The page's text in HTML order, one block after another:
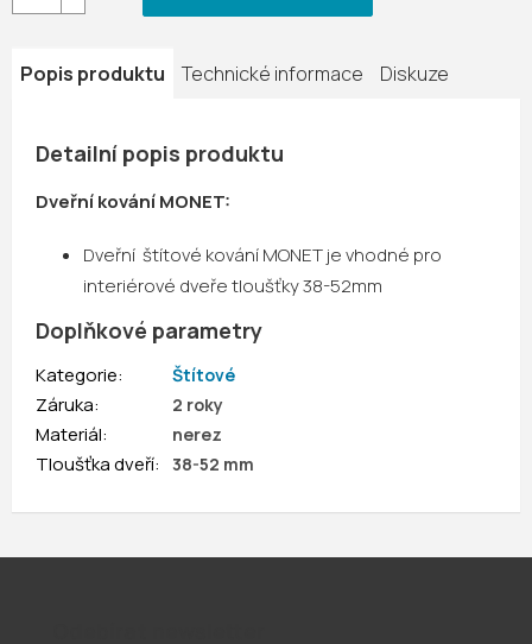
Popis produktu Technické informace Diskuze
Detailní popis produktu
Dveřní kování MONET:
Dveřní štítové kování MONET je vhodné pro
interiérové dveře tloušťky 38-52mm
Doplňkové parametry
Kategorie: Štítové
Záruka: 2 roky
Materiál: nerez
Tloušťka dveří: 38-52 mm